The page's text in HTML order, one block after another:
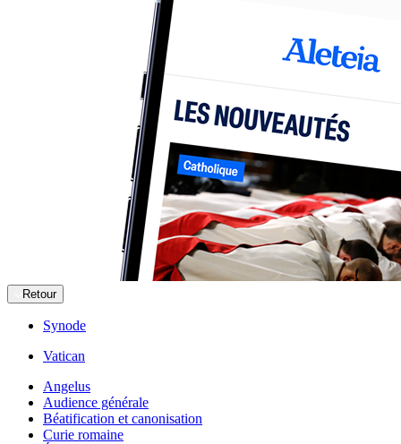
Retour
Synode
Vatican
Angelus
Audience générale
Béatification et canonisation
Curie romaine